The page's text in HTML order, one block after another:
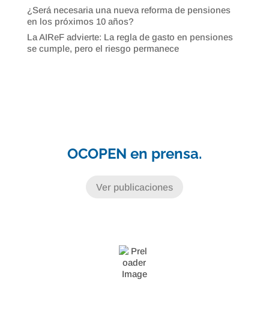
¿Será necesaria una nueva reforma de pensiones
en los próximos 10 años?
La AIReF advierte: La regla de gasto en pensiones
se cumple, pero el riesgo permanece
OCOPEN en prensa.
Ver publicaciones